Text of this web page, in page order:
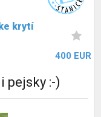
krytí
400 EUR
pejsky :-)